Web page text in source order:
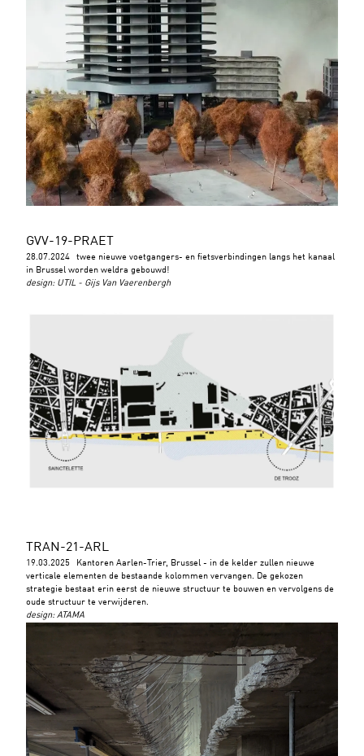
GVV-19-PRAET
28.07.2024
twee nieuwe voetgangers- en fietsverbindingen langs het kanaal
in Brussel worden weldra gebouwd!
design: UTIL - Gijs Van Vaerenbergh
TRAN-21-ARL
19.03.2025
Kantoren Aarlen-Trier, Brussel - in de kelder zullen nieuwe
verticale elementen de bestaande kolommen vervangen. De gekozen
strategie bestaat erin eerst de nieuwe structuur te bouwen en vervolgens de
oude structuur te verwijderen.
design:ATAMA